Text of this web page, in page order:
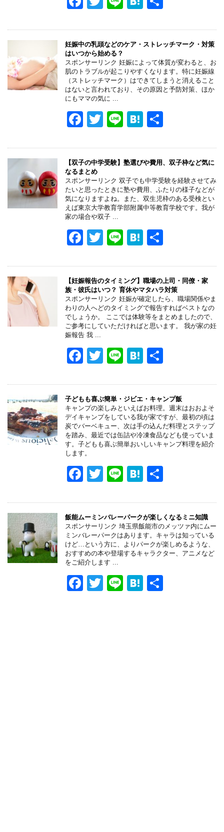
c
e
b
o
o
k
tt
er
e
e
n
a
妊娠中の乳頭などのケア・ストレッチマーク・対策
はいつから始める？
スポンサーリンク 妊娠によって体質が変わると、お
肌のトラブルが起こりやすくなります。特に妊娠線
（ストレッチマーク）はできてしまうと消えること
はないと言われており、その原因と予防対策、ほか
にもママの気に ...
F
c
e
b
o
o
k
T
tt
er
Li
e
H
e
n
a
【双子の中学受験】塾選びや費用、双子枠など気に
なるまとめ
スポンサーリンク 双子でも中学受験を経験させてみ
たいと思ったときに塾や費用、ふたりの様子などが
気になりますよね。また、双生児枠のある受検とい
えば東京大学教育学部附属中等教育学校です。我が
家の場合や双子 ...
F
c
e
b
o
o
k
T
tt
er
Li
e
H
e
n
a
【妊娠報告のタイミング】職場の上司・同僚・家
族・彼氏はいつ？ 育休やマタハラ対策
スポンサーリンク 妊娠が確定したら、職場関係やま
わりの人へどのタイミングで報告すればベストなの
でしょうか。 ここでは体験等をまとめましたので、
ご参考にしていただければと思います。 我が家の妊
娠報告 我 ...
F
c
e
b
o
o
k
T
tt
er
Li
e
H
e
n
a
子どもも喜ぶ簡単・ジビエ・キャンプ飯
キャンプの楽しみといえばお料理。週末はおおよそ
デイキャンプをしている我が家ですが、最初の頃は
炭でバーベキュー、次は手の込んだ料理とステップ
を踏み、最近では缶詰や冷凍食品なども使っていま
す。子どもも喜ぶ簡単おいしいキャンプ料理を紹介
します。
F
c
e
b
o
o
k
T
tt
er
Li
e
H
e
n
a
飯能ムーミンバレーパークが楽しくなるミニ知識
スポンサーリンク 埼玉県飯能市のメッツァ内にムー
ミンバレーパークはあります。キャラは知っている
けど…という方に、よりパークが楽しめるような、
おすすめの本や登場するキャラクター、アニメなど
をご紹介します ...
F
T
Li
H